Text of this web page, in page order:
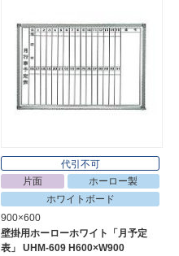
代引不可
片面
ホーロー製
ホワイトボード
900×600
壁掛用ホーローホワイト「月予定
表」 UHM-609 H600×W900